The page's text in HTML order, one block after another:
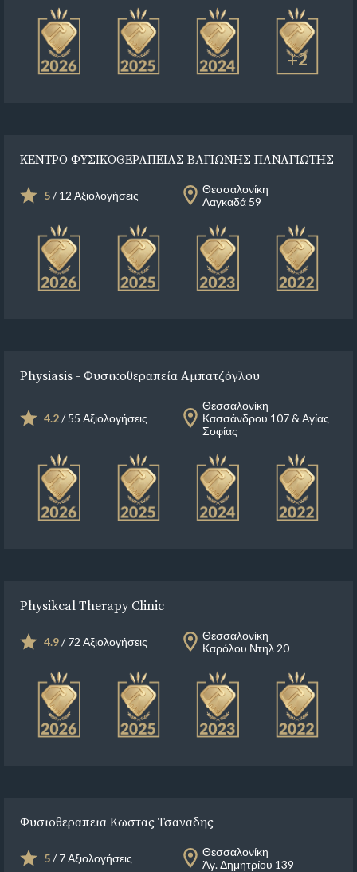
+2
ΚΕΝΤΡΟ ΦΥΣΙΚΟΘΕΡΑΠΕΙΑΣ ΒΑΓΙΩΝΗΣ ΠΑΝΑΓΙΩΤΗΣ
5/ 12 Αξιολογήσεις
Θεσσαλονίκη
Λαγκαδά 59
Physiasis - Φυσικοθεραπεία Αμπατζόγλου
4.2/ 55 Αξιολογήσεις
Θεσσαλονίκη
Κασσάνδρου 107 & Αγίας
Σοφίας
Physikcal Therapy Clinic
4.9/ 72 Αξιολογήσεις
Θεσσαλονίκη
Καρόλου Ντηλ 20
Φυσιοθεραπεια Κωστας Τσαναδης
5/ 7 Αξιολογήσεις
Θεσσαλονίκη
Ἁγ. Δημητρίου 139